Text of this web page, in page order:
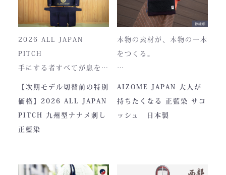
2026 ALL JAPAN
PITCH
手にする者すべてが息をの
む、現代剣道具の頂点。一
度着けた者にしかわからな
い、“本物”の存在感。ALL
JAPAN PITCHは、全国の
堅牢さ、美しい造形、そし
【次期モデル切替前の特別
価格】2026 ALL JAPAN
PITCH 九州型ナナメ刺し
正藍染
本物の素材が、本物の一本
をつくる。
本製品は、日本が誇る伝統
素材「正藍染生地」を使用
し、熊本の製作拠点にて一
AIZOME JAPAN 大人が
持ちたくなる 正藍染 サコ
ッシュ 日本製